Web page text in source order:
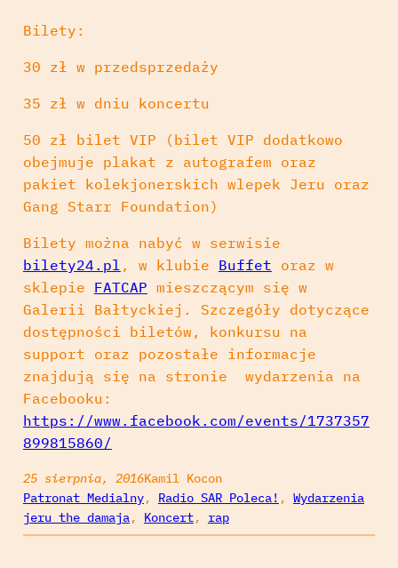
Bilety :
30 zł w przedsprzedaży
35 zł w dniu koncertu
50 zł bilet VIP (bilet VIP dodatkowo
obejmuje plakat z autografem oraz
pakiet kolekjonerskich wlepek Jeru oraz
Gang Starr Foundation)
Bilety można nabyć w serwisie
bilety24.pl , w klubie Buffet oraz w
sklepie FATCAP mieszczącym się w
Galerii Bałtyckiej. Szczegóły dotyczące
dostępności biletów, konkursu na
support oraz pozostałe informacje
znajdują się na stronie wydarzenia na
Facebooku:
https://www.facebook.com/events/1737357
899815860/
25 sierpnia, 2016Kamil Kocon
Patronat Medialny, Radio SAR Poleca! , Wydarzenia
jeru the damaja, Koncert, rap